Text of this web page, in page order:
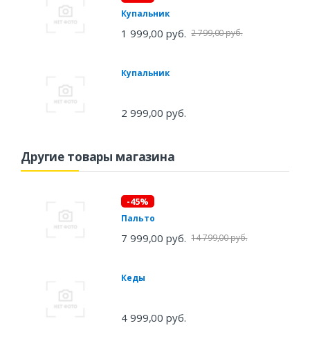
Купальник
1 999,00 руб. 2 799,00 руб.
Купальник
2 999,00 руб.
Другие товары магазина
-45%
Пальто
7 999,00 руб. 14 799,00 руб.
Кеды
4 999,00 руб.